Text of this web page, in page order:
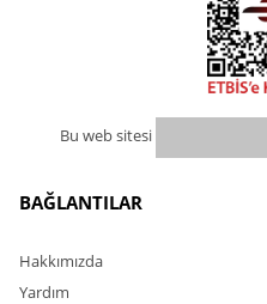
Bu web sitesi
BAĞLANTILAR
Hakkımızda
Yardım